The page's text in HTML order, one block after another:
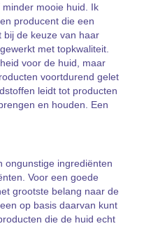
mooie huid. Ik
producent die een
bij de keuze van haar
met topkwaliteit.
voor de huid, maar
voortdurend gelet
leidt tot producten
en houden. Een
ongunstige ingrediënten
Voor een goede
grootste belang naar de
op basis daarvan kunt
die de huid echt